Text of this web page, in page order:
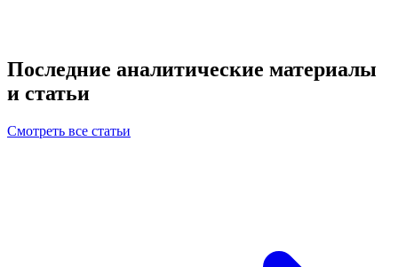
Последние аналитические материалы
и статьи
Смотреть все статьи